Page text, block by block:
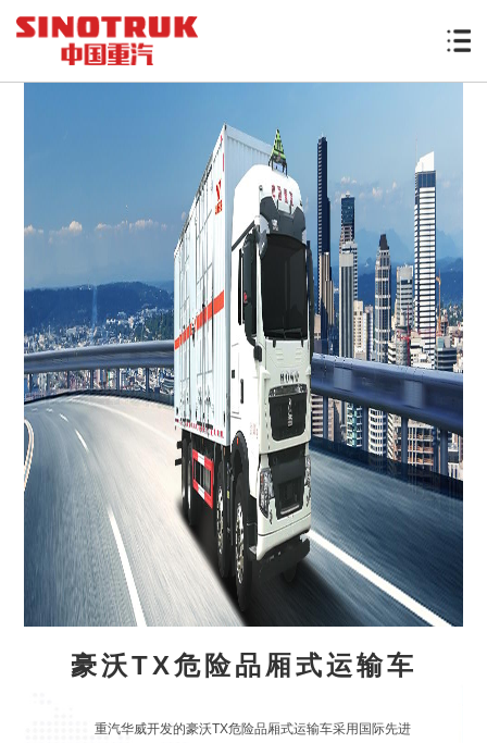
豪沃TX危险品厢式运输车
重汽华威开发的豪沃TX危险品厢式运输车采用国际先进